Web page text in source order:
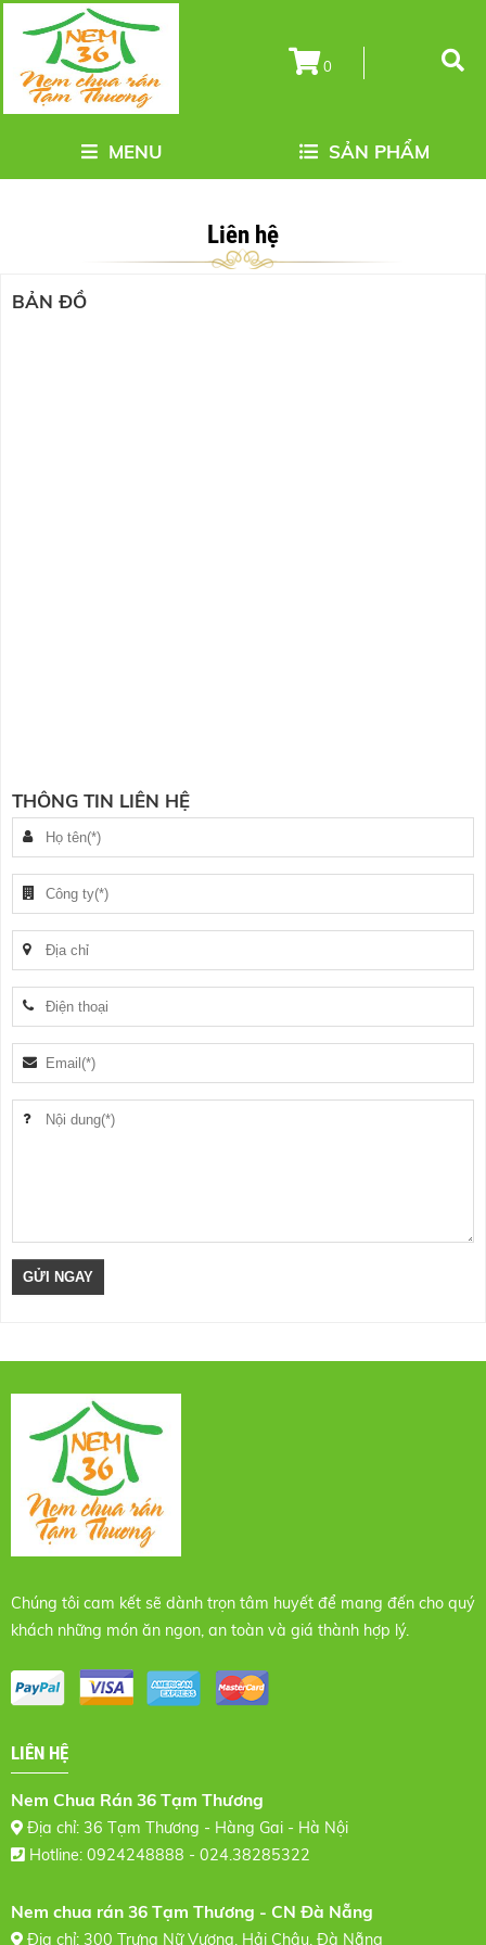
0
MENU SẢN PHẨM
Liên hệ
BẢN ĐỒ
THÔNG TIN LIÊN HỆ
Chúng tôi cam kết sẽ dành trọn tâm huyết để mang đến cho quý
khách những món ăn ngon, an toàn và giá thành hợp lý.
LIÊN HỆ
Nem Chua Rán 36 Tạm Thương
Địa chỉ: 36 Tạm Thương - Hàng Gai - Hà Nội
Hotline: 0924248888 - 024.38285322
Nem chua rán 36 Tạm Thương - CN Đà Nẵng
Địa chỉ: 300 Trưng Nữ Vương, Hải Châu, Đà Nẵng